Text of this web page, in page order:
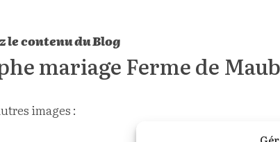
le contenu du Blog
mariage Ferme de
images :